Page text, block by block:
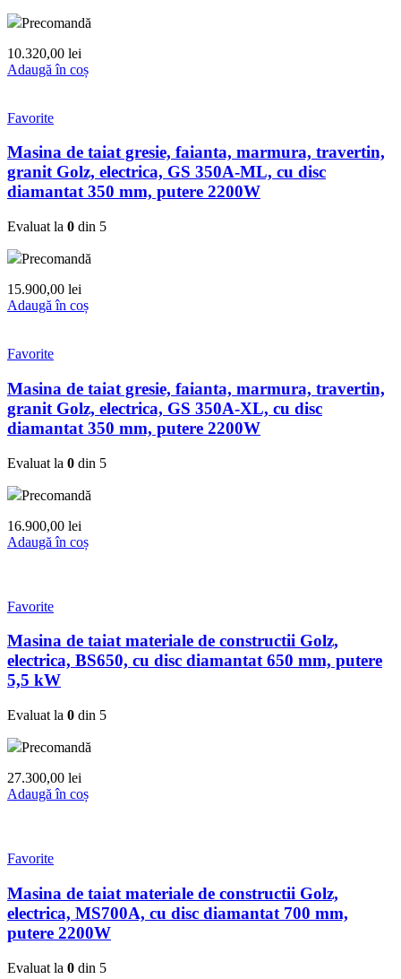
Precomandă
10.320,00 lei
Adaugă în coș
Favorite
Masina de taiat gresie, faianta, marmura, travertin,
granit Golz, electrica, GS 350A-ML, cu disc
diamantat 350 mm, putere 2200W
Evaluat la 0 din 5
Precomandă
15.900,00 lei
Adaugă în coș
Favorite
Masina de taiat gresie, faianta, marmura, travertin,
granit Golz, electrica, GS 350A-XL, cu disc
diamantat 350 mm, putere 2200W
Evaluat la 0 din 5
Precomandă
16.900,00 lei
Adaugă în coș
Favorite
Masina de taiat materiale de constructii Golz,
electrica, BS650, cu disc diamantat 650 mm, putere
5,5 kW
Evaluat la 0 din 5
Precomandă
27.300,00 lei
Adaugă în coș
Favorite
Masina de taiat materiale de constructii Golz,
electrica, MS700A, cu disc diamantat 700 mm,
putere 2200W
Evaluat la 0 din 5